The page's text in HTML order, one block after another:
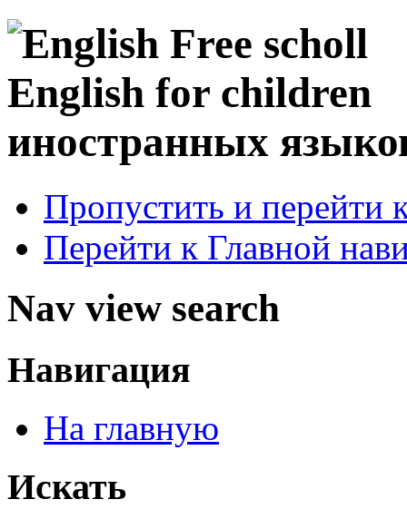
иностранных
Пропустить и перейти
Перейти к Главной
Nav view search
Навигация
На главную
Искать